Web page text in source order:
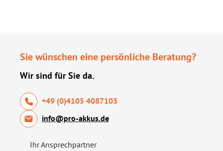
Sie wünschen eine persönliche Beratung?
Wir sind für Sie da.
+49 (0)4105 4087103
info@pro-akkus.de
Ihr Ansprechpartner